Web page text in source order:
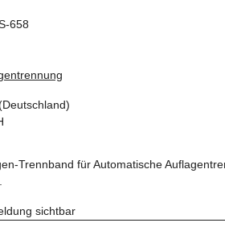
658
Trennband für Automatische
sichtbar